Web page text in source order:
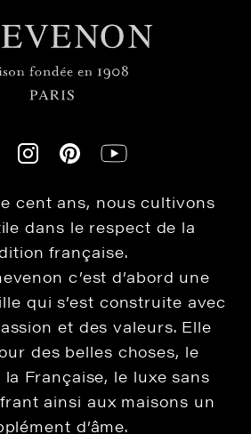
cent ans, nous cultivons
dans le respect de la
française.
c’est d’abord une
qui s’est construite avec
et des valeurs. Elle
des belles choses, le
Française, le luxe sans
ainsi aux maisons un
d’âme.